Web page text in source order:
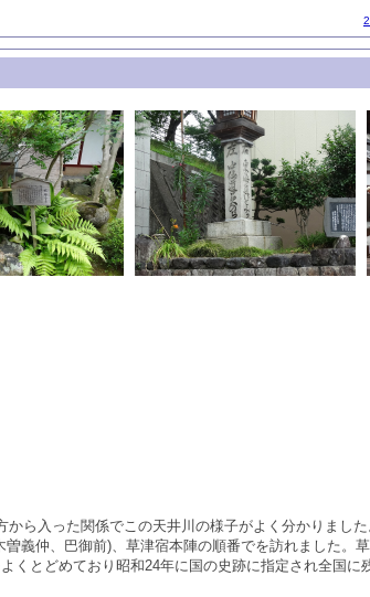
ら入った関係でこの天井川の様子がよく分かりまし
義仲、巴御前)、草津宿本陣の順番でを訪れました。
くとどめており昭和24年に国の史跡に指定され全国に